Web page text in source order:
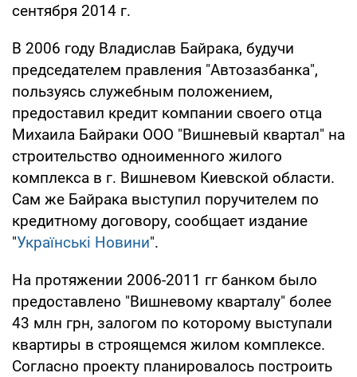
сентября 2014 г.
В 2006 году Владислав Байрака, будучи
председателем правления "Автозазбанка",
пользуясь служебным положением,
предоставил кредит компании своего отца
Михаила Байраки ООО "Вишневый квартал" на
строительство одноименного жилого
комплекса в г. Вишневом Киевской области.
Сам же Байрака выступил поручителем по
кредитному договору, сообщает издание
"Українські Новини".
На протяжении 2006-2011 гг банком было
предоставлено "Вишневому кварталу" более
43 млн грн, залогом по которому выступали
квартиры в строящемся жилом комплексе.
Согласно проекту планировалось построить